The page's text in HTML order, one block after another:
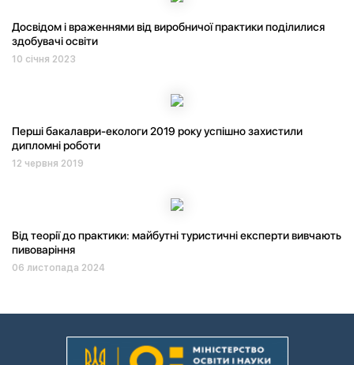
Досвідом і враженнями від виробничої практики поділилися
здобувачі освіти
10 січня 2023
Перші бакалаври-екологи 2019 року успішно захистили
дипломні роботи
12 червня 2019
Від теорії до практики: майбутні туристичні експерти вивчають
пивоваріння
06 листопада 2024